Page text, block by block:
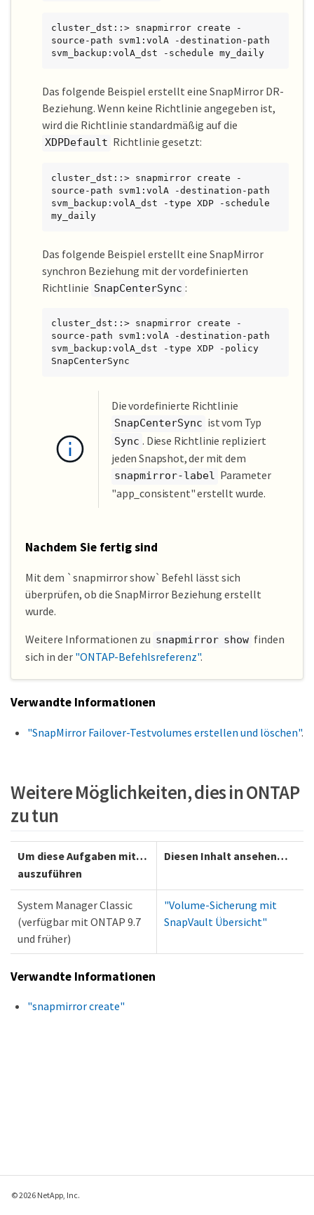
cluster_dst::> snapmirror create -
source-path svm1:volA -destination-path
svm_backup:volA_dst -schedule my_daily
Das folgende Beispiel erstellt eine SnapMirror DR-
Beziehung. Wenn keine Richtlinie angegeben ist,
wird die Richtlinie standardmäßig auf die
XDPDefault Richtlinie gesetzt:
cluster_dst::> snapmirror create -
source-path svm1:volA -destination-path
svm_backup:volA_dst -type XDP -schedule
my_daily
Das folgende Beispiel erstellt eine SnapMirror
synchron Beziehung mit der vordefinierten
Richtlinie SnapCenterSync :
cluster_dst::> snapmirror create -
source-path svm1:volA -destination-path
svm_backup:volA_dst -type XDP -policy
SnapCenterSync
Die vordefinierte Richtlinie
SnapCenterSync ist vom Typ
Sync . Diese Richtlinie repliziert
jeden Snapshot, der mit dem
snapmirror-label Parameter
"app_consistent" erstellt wurde.
Nachdem Sie fertig sind
Mit dem `snapmirror show`Befehl lässt sich
überprüfen, ob die SnapMirror Beziehung erstellt
wurde.
Weitere Informationen zu snapmirror show finden
sich in der "ONTAP-Befehlsreferenz".
Verwandte Informationen
"SnapMirror Failover-Testvolumes erstellen und löschen".
Weitere Möglichkeiten, dies in ONTAP
zu tun
Um diese Aufgaben mit…​
auszuführen
Diesen Inhalt ansehen…​
System Manager Classic
(verfügbar mit ONTAP 9.7
und früher)
"Volume-Sicherung mit
SnapVault Übersicht"
Verwandte Informationen
"snapmirror create"
© 2026 NetApp, Inc.